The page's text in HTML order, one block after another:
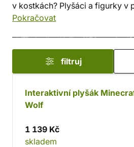
v kostkách? Plyšáci a figurky v
z celosvětově oblíbené videohry
Pokračovat
filtruj
Interaktivní plyšák
Wolf
1 139 Kč
skladem